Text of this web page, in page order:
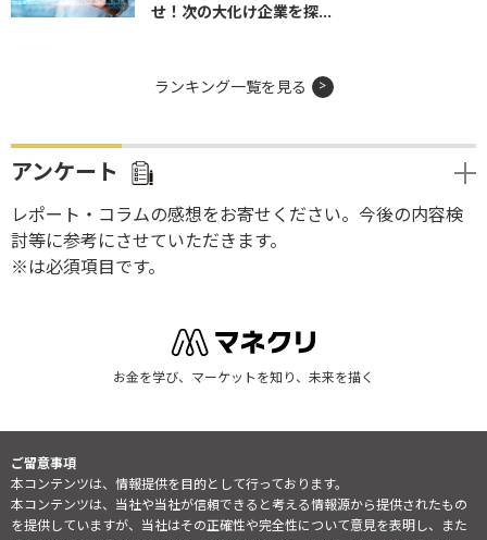
せ！次の大化け企業を探...
ランキング一覧を見る
アンケート
レポート・コラムの感想をお寄せください。今後の内容検
討等に参考にさせていただきます。
※は必須項目です。
お金を学び、マーケットを知り、未来を描く
ご留意事項
本コンテンツは、情報提供を目的として行っております。
本コンテンツは、当社や当社が信頼できると考える情報源から提供されたもの
を提供していますが、当社はその正確性や完全性について意見を表明し、また